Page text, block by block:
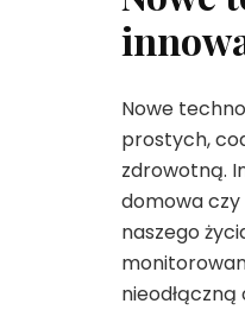
Nowe
prostych,
zdrowotną.
domowa czy
naszego